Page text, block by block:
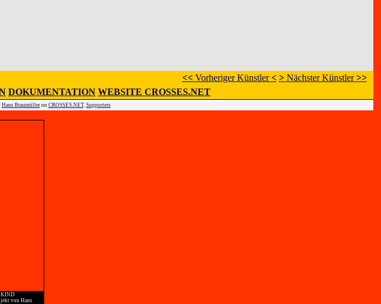
<< Vorheriger Künstler< >Nächster Künstler>>
DOKUMENTATION WEBSITE CROSSES.NET
Hans Braumülleron CROSSES.NET. Supporters
von Hans